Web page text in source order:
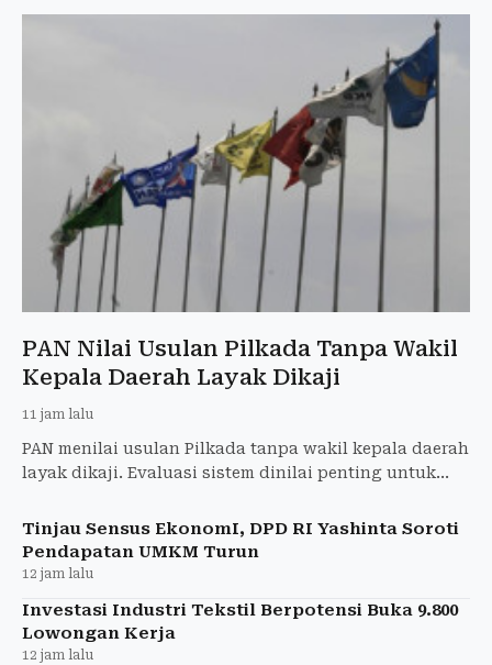
PAN Nilai Usulan Pilkada Tanpa Wakil
Kepala Daerah Layak Dikaji
11 jam lalu
PAN menilai usulan Pilkada tanpa wakil kepala daerah
layak dikaji. Evaluasi sistem dinilai penting untuk
Tinjau Sensus EkonomI, DPD RI Yashinta Soroti
Pendapatan UMKM Turun
12 jam lalu
Investasi Industri Tekstil Berpotensi Buka 9.800
Lowongan Kerja
12 jam lalu